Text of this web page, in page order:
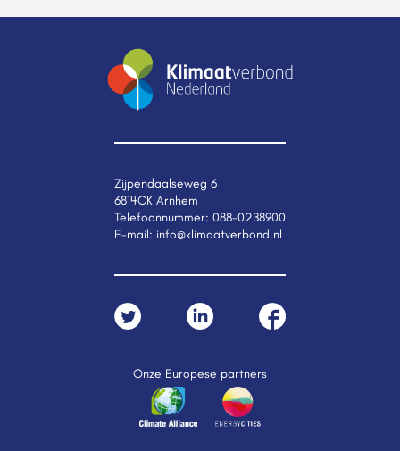
Zijpendaalseweg 6
6814CK Arnhem
Telefoonnummer: 088-0238900
E-mail: info@klimaatverbond.nl
Onze Europese partners